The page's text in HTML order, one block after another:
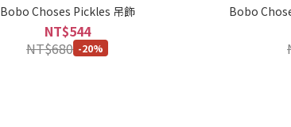
Bobo Choses Pickles 吊飾
NT$544
NT$680 -20%
Bobo